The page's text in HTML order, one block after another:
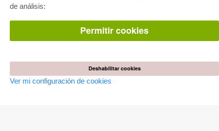
de análisis:
Permitir cookies
Deshabilitar cookies
Ver mi configuración de cookies
Paquete de especialidades
Facilitación de E-Books
Preguntas mas frequentes(FAQ)
Condiciones